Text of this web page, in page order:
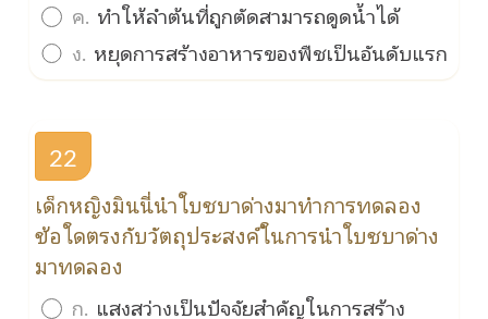
ค. ทำให้ลำต้นที่ถูกตัดสามารถดูดน้ำได้
ง. หยุดการสร้างอาหารของพืชเป็นอันดับแรก
22
เด็กหญิงมินนี่นำใบชบาด่างมาทำการทดลอง
ข้อใดตรงกับวัตถุประสงค์ในการนำใบชบาด่าง
มาทดลอง
ก. แสงสว่างเป็นปัจจัยสำคัญในการสร้าง